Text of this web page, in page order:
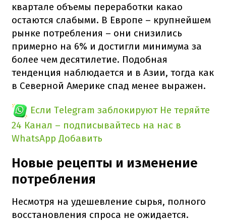
квартале объемы переработки какао
остаются слабыми. В Европе – крупнейшем
рынке потребления – они снизились
примерно на 6% и достигли минимума за
более чем десятилетие. Подобная
тенденция наблюдается и в Азии, тогда как
в Северной Америке спад менее выражен.
Если Telegram заблокируют Не теряйте
24 Канал – подписывайтесь на нас в
WhatsApp Добавить
Новые рецепты и изменение
потребления
Несмотря на удешевление сырья, полного
восстановления спроса не ожидается.